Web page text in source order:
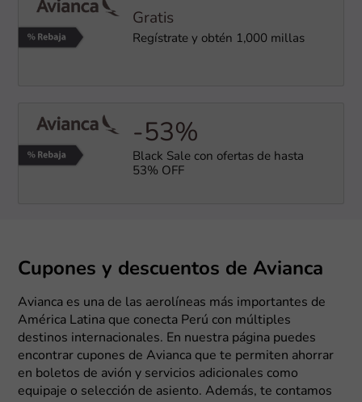
Gratis
Regístrate y obtén 1,000 millas
-53%
Black Sale con ofertas de hasta
53% OFF
Cupones y descuentos de Avianca
Avianca es una de las aerolíneas más importantes de
América Latina que conecta Perú con múltiples
destinos internacionales. En nuestra página puedes
encontrar cupones de Avianca que te permiten ahorrar
en boletos de avión y servicios adicionales como
equipaje o selección de asiento. Además, te contamos